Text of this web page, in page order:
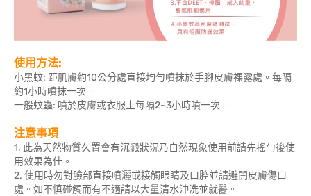
使用方法:
小黑蚊: 距肌膚約10公分處直接均勻噴抹於手腳皮膚裸露處。每隔
約1小時噴抹一次。
一般蚊蟲: 噴於皮膚或衣服上每隔2~3小時噴一次。
注意事項
1. 此為天然物質久置會有沉澱狀況乃自然現象使用前請先搖勻後使
用效果為佳。
2. 使用時勿對臉部直接噴灑或接觸眼睛及口腔並請避開皮膚傷口
處。如不慎碰觸而有不適請以大量清水沖洗並就醫。